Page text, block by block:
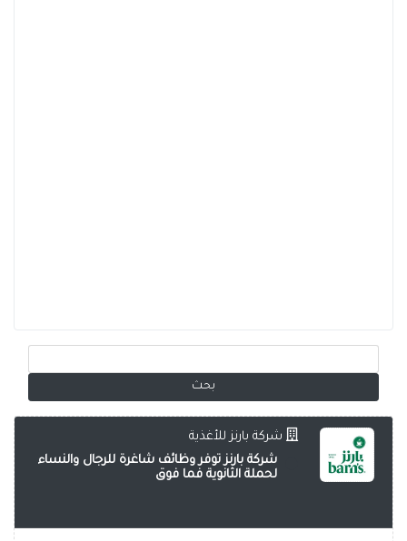
شركة بارنز للأغذية
شركة بارنز توفر وظائف شاغرة للرجال والنساء
لحملة الثانوية فما فوق